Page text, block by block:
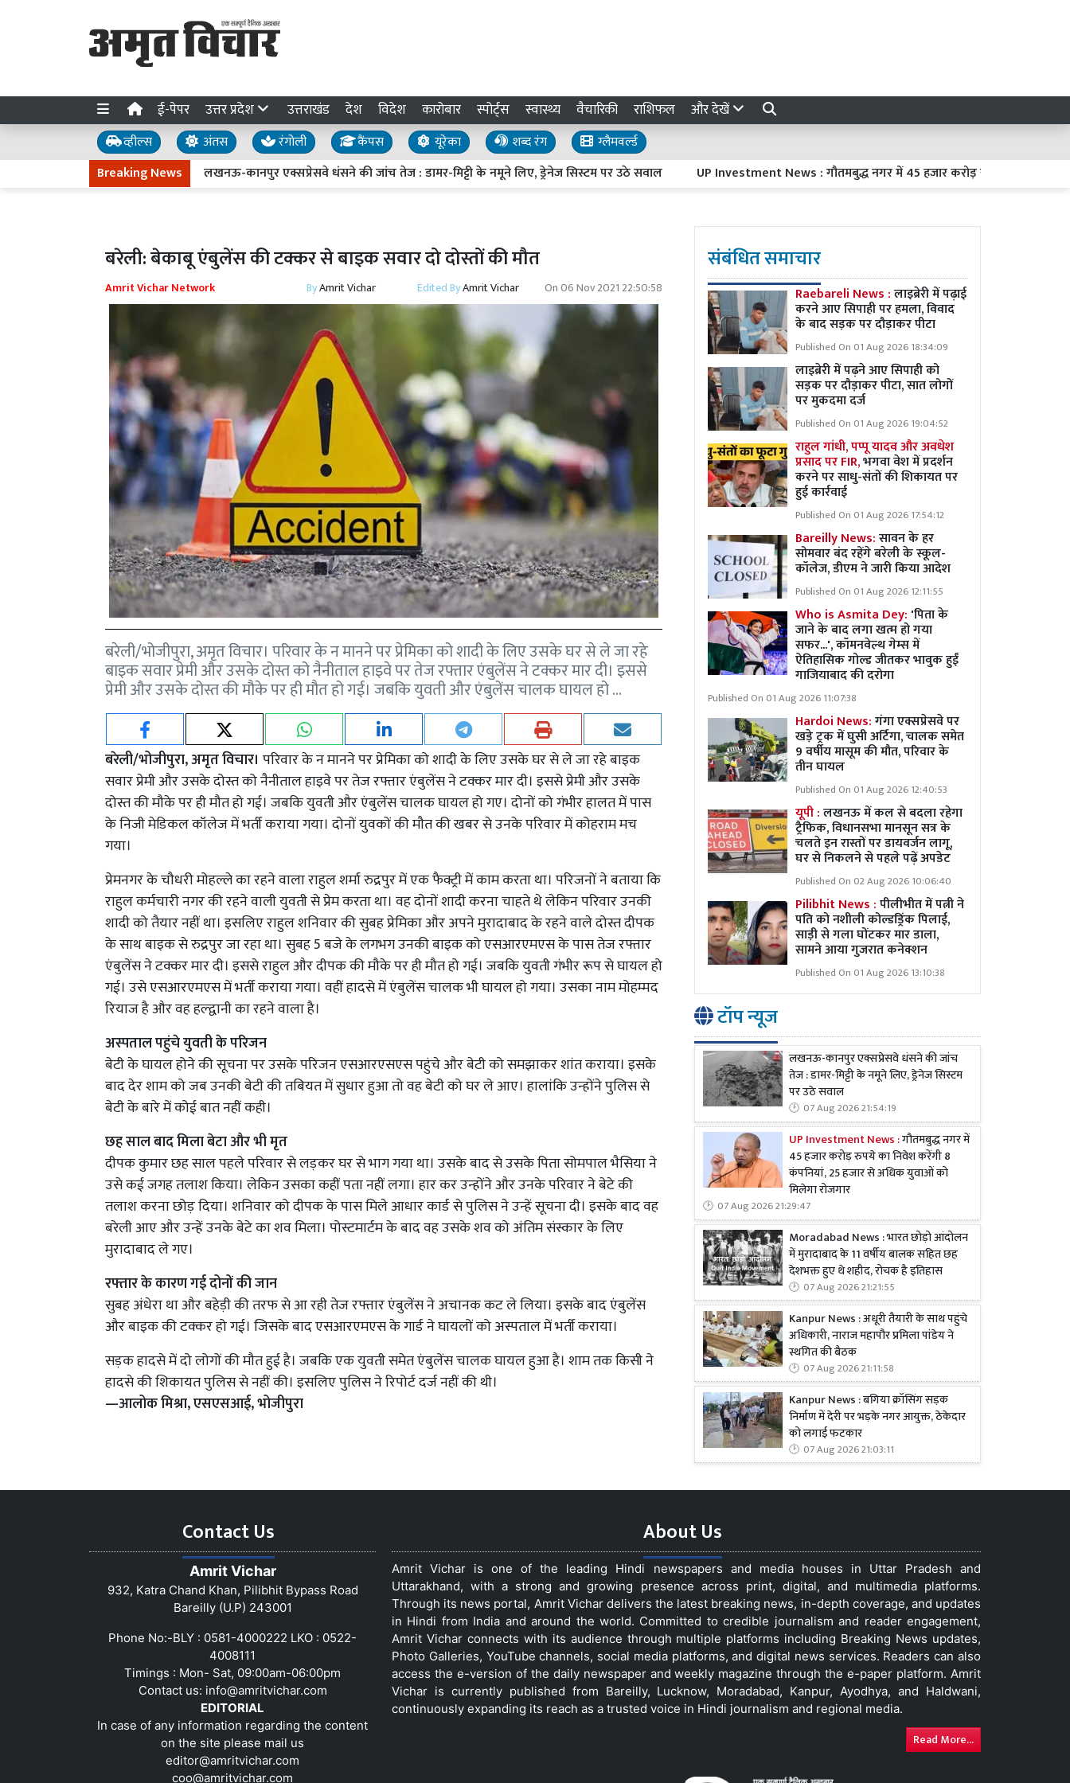
ई-पेपर उत्तर प्रदेश उत्तराखंड देश विदेश कारोबार स्पोर्ट्स स्वास्थ्य वैचारिकी राशिफल और देखें
व्हील्स अंतस रंगोली कैंपस यूरेका शब्द रंग
ग्लैमवर्ल्ड
Breaking Newsलखनऊ-कानपुर एक्सप्रेसवे धंसने की जांच तेज : डामर-मिट्टी के नमूने लिए, ड्रेनेज सिस्टम पर उठे सवाल UP Investment News : गौतमबुद्ध नगर में 45 हजार करोड़ रुपये का निवेश करेंगी 8
बरेली: बेकाबू एंबुलेंस की टक्कर से बाइक सवार दो दोस्तों की मौत
Amrit Vichar Network ByAmrit Vichar Edited ByAmrit Vichar On06 Nov 2021 22:50:58
बरेली/भोजीपुरा, अमृत विचार। परिवार के न मानने पर प्रेमिका को शादी के लिए उसके घर से ले जा रहे
बाइक सवार प्रेमी और उसके दोस्त को नैनीताल हाइवे पर तेज रफ्तार एंबुलेंस ने टक्कर मार दी। इससे
प्रेमी और उसके दोस्त की मौके पर ही मौत हो गई। जबकि युवती और एंबुलेंस चालक घायल हो …
बरेली/भोजीपुरा, अमृत विचार। परिवार के न मानने पर प्रेमिका को शादी के लिए उसके घर से ले जा रहे बाइक
सवार प्रेमी और उसके दोस्त को नैनीताल हाइवे पर तेज रफ्तार एंबुलेंस ने टक्कर मार दी। इससे प्रेमी और उसके
दोस्त की मौके पर ही मौत हो गई। जबकि युवती और एंबुलेंस चालक घायल हो गए। दोनों को गंभीर हालत में पास
के निजी मेडिकल कॉलेज में भर्ती कराया गया। दोनों युवकों की मौत की खबर से उनके परिवार में कोहराम मच
गया।
प्रेमनगर के चौधरी मोहल्ले का रहने वाला राहुल शर्मा रुद्रपुर में एक फैक्ट्री में काम करता था। परिजनों ने बताया कि
राहुल कर्मचारी नगर की रहने वाली युवती से प्रेम करता था। वह दोनों शादी करना चाहते थे लेकिन परिवार उनकी
शादी को तैयार नहीं था। इसलिए राहुल शनिवार की सुबह प्रेमिका और अपने मुरादाबाद के रहने वाले दोस्त दीपक
के साथ बाइक से रुद्रपुर जा रहा था। सुबह 5 बजे के लगभग उनकी बाइक को एसआरएमएस के पास तेज रफ्तार
एंबुलेंस ने टक्कर मार दी। इससे राहुल और दीपक की मौके पर ही मौत हो गई। जबकि युवती गंभीर रूप से घायल हो
गई। उसे एसआरएमएस में भर्ती कराया गया। वहीं हादसे में एंबुलेंस चालक भी घायल हो गया। उसका नाम मोहम्मद
रियाज है और वह हल्द्वानी का रहने वाला है।
अस्पताल पहुंचे युवती के परिजन
बेटी के घायल होने की सूचना पर उसके परिजन एसआरएसएस पहुंचे और बेटी को समझाकर शांत कराया। इसके
बाद देर शाम को जब उनकी बेटी की तबियत में सुधार हुआ तो वह बेटी को घर ले आए। हालांकि उन्होंने पुलिस से
बेटी के बारे में कोई बात नहीं कही।
छह साल बाद मिला बेटा और भी मृत
दीपक कुमार छह साल पहले परिवार से लड़कर घर से भाग गया था। उसके बाद से उसके पिता सोमपाल भैसिया ने
उसे कई जगह तलाश किया। लेकिन उसका कहीं पता नहीं लगा। हार कर उन्होंने और उनके परिवार ने बेटे की
तलाश करना छोड़ दिया। शनिवार को दीपक के पास मिले आधार कार्ड से पुलिस ने उन्हें सूचना दी। इसके बाद वह
बरेली आए और उन्हें उनके बेटे का शव मिला। पोस्टमार्टम के बाद वह उसके शव को अंतिम संस्कार के लिए
मुरादाबाद ले गए।
रफ्तार के कारण गई दोनों की जान
सुबह अंधेरा था और बहेड़ी की तरफ से आ रही तेज रफ्तार एंबुलेंस ने अचानक कट ले लिया। इसके बाद एंबुलेंस
और बाइक की टक्कर हो गई। जिसके बाद एसआरएमएस के गार्ड ने घायलों को अस्पताल में भर्ती कराया।
सड़क हादसे में दो लोगों की मौत हुई है। जबकि एक युवती समेत एंबुलेंस चालक घायल हुआ है। शाम तक किसी ने
हादसे की शिकायत पुलिस से नहीं की। इसलिए पुलिस ने रिपोर्ट दर्ज नहीं की थी।
—आलोक मिश्रा, एसएसआई, भोजीपुरा
संबंधित समाचार
Raebareli News :लाइब्रेरी में पढ़ाई
करने आए सिपाही पर हमला, विवाद
के बाद सड़क पर दौड़ाकर पीटा
Published On 01 Aug 2026 18:34:09
लाइब्रेरी में पढ़ने आए सिपाही को
सड़क पर दौड़ाकर पीटा, सात लोगों
पर मुकदमा दर्ज
Published On 01 Aug 2026 19:04:52
राहुल गांधी, पप्पू यादव और अवधेश
प्रसाद पर FIR,भगवा वेश में प्रदर्शन
करने पर साधु-संतों की शिकायत पर
हुई कार्रवाई
Published On 01 Aug 2026 17:54:12
Bareilly News:सावन के हर
सोमवार बंद रहेंगे बरेली के स्कूल-
कॉलेज, डीएम ने जारी किया आदेश
Published On 01 Aug 2026 12:11:55
Who is Asmita Dey: 'पिता के
जाने के बाद लगा खत्म हो गया
सफर...', कॉमनवेल्थ गेम्स में
ऐतिहासिक गोल्ड जीतकर भावुक हुईं
गाजियाबाद की दरोगा
Published On 01 Aug 2026 11:07:38
Hardoi News:गंगा एक्सप्रेसवे पर
खड़े ट्रक में घुसी अर्टिगा, चालक समेत
9 वर्षीय मासूम की मौत, परिवार के
तीन घायल
Published On 01 Aug 2026 12:40:53
यूपी :लखनऊ में कल से बदला रहेगा
ट्रैफिक, विधानसभा मानसून सत्र के
चलते इन रास्तों पर डायवर्जन लागू,
घर से निकलने से पहले पढ़ें अपडेट
Published On 02 Aug 2026 10:06:40
Pilibhit News :पीलीभीत में पत्नी ने
पति को नशीली कोल्डड्रिंक पिलाई,
साड़ी से गला घोंटकर मार डाला,
सामने आया गुजरात कनेक्शन
Published On 01 Aug 2026 13:10:38
टॉप न्यूज
लखनऊ-कानपुर एक्सप्रेसवे धंसने की जांच
तेज : डामर-मिट्टी के नमूने लिए, ड्रेनेज सिस्टम
पर उठे सवाल
07 Aug 2026 21:54:19
UP Investment News :गौतमबुद्ध नगर में
45 हजार करोड़ रुपये का निवेश करेंगी 8
कंपनियां, 25 हजार से अधिक युवाओं को
मिलेगा रोजगार
07 Aug 2026 21:29:47
Moradabad News : भारत छोड़ो आंदोलन
में मुरादाबाद के 11 वर्षीय बालक सहित छह
देशभक्त हुए थे शहीद, रोचक है इतिहास
07 Aug 2026 21:21:55
Kanpur News : अधूरी तैयारी के साथ पहुंचे
अधिकारी, नाराज महापौर प्रमिला पांडेय ने
स्थगित की बैठक
07 Aug 2026 21:11:58
Kanpur News : बगिया क्रॉसिंग सड़क
निर्माण में देरी पर भड़के नगर आयुक्त, ठेकेदार
को लगाई फटकार
07 Aug 2026 21:03:11
Contact Us
Amrit Vichar
932, Katra Chand Khan, Pilibhit Bypass Road
Bareilly (U.P) 243001
Phone No:-BLY : 0581-4000222 LKO : 0522-
4008111
Timings : Mon- Sat, 09:00am-06:00pm
Contact us: info@amritvichar.com
EDITORIAL
In case of any information regarding the content
on the site please mail us
editor@amritvichar.com
coo@amritvichar.com
About Us
Amrit Vichar is one of the leading Hindi newspapers and media houses in Uttar Pradesh and
Uttarakhand, with a strong and growing presence across print, digital, and multimedia platforms.
Through its news portal, Amrit Vichar delivers the latest breaking news, in-depth coverage, and updates
in Hindi from India and around the world. Committed to credible journalism and reader engagement,
Amrit Vichar connects with its audience through multiple platforms including Breaking News updates,
Photo Galleries, YouTube channels, social media platforms, and digital news services. Readers can also
access the e-version of the daily newspaper and weekly magazine through the e-paper platform. Amrit
Vichar is currently published from Bareilly, Lucknow, Moradabad, Kanpur, Ayodhya, and Haldwani,
continuously expanding its reach as a trusted voice in Hindi journalism and regional media.
Read More...